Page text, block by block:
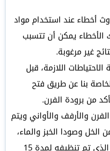
أخطاء عند استخدام مواد
الأخطاء يمكن أن تتسبب
غير مرغوبة.
اللازمة، قبل
بنا عن طريق فتح
من برودة الفرن.
والأرفف والأواني ويتم
وصودا الخبز والماء،
بعد ذلك، يتم ترك المكان الذي تم تنظيفه لمدة 15